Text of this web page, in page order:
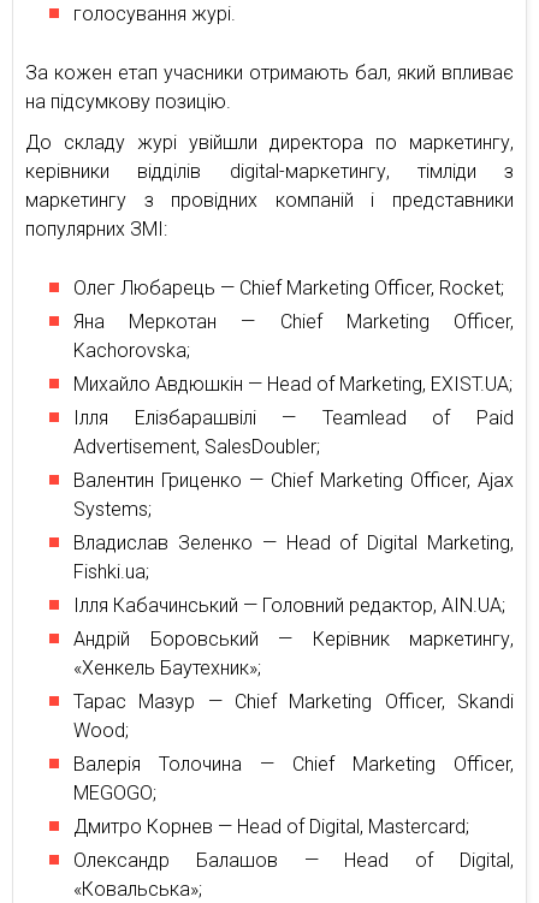
голосування журі.
За кожен етап учасники отримають бал, який впливає
на підсумкову позицію.
До складу журі увійшли директора по маркетингу,
керівники відділів digital-маркетингу, тімліди з
маркетингу з провідних компаній і представники
популярних ЗМІ:
Олег Любарець — Chief Marketing Officer, Rocket;
Яна Меркотан — Chief Marketing Officer,
Kachorovska;
Михайло Авдюшкін — Head of Marketing, EXIST.UA;
Ілля Елізбарашвілі — Teamlead of Paid
Advertisement, SalesDoubler;
Валентин Гриценко — Chief Marketing Officer, Ajax
Systems;
Владислав Зеленко — Head of Digital Marketing,
Fishki.ua;
Ілля Кабачинський — Головний редактор, AIN.UA;
Андрій Боровський — Керівник маркетингу,
«Хенкель Баутехник»;
Тарас Мазур — Chief Marketing Officer, Skandi
Wood;
Валерія Толочина — Chief Marketing Officer,
MEGOGO;
Дмитро Корнев — Head of Digital, Mastercard;
Олександр Балашов — Head of Digital,
«Ковальська»;